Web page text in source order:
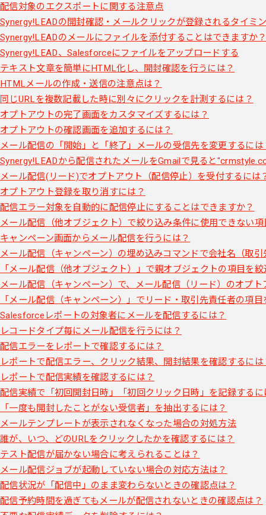
配信対象のエクスポートに関する注意点
Synergy!LEADの開封確認・メールクリックが登録されるタイミ
Synergy!LEADのメールにファイルを添付することはできますか
Synergy!LEAD、Salesforceにファイルをアップロードする
テキスト文章を簡単にHTML化し、開封確認を行うには？
HTMLメールの作成・送信の注意点は？
同じURLを複数記載した時に別々にクリックを計測するには？
オプトアウトの完了画面をカスタマイズするには？
オプトアウトの確認画面を追加するには？
メール配信の「開始」と「終了」メールの受信先を変更するには
Synergy!LEADから配信されたメールをGmailで見ると
メール配信(リード)でオプトアウト（配信停止）を受付するには
オプトアウト登録を取り消すには？
配信エラー対象を自動的に配信停止にすることはできますか？
メール配信（他オブジェクト）で絞り込み条件に使用できない項
キャンペーン画面からメール配信を行うには？
メール配信（キャンペーン）の埋め込みコマンドで会社名（取
「メール配信（他オブジェクト）」で親オブジェクトの項目を
メール配信（キャンペーン）で、メール配信（リード）のオプ
「メール配信（キャンペーン）」でリード・取引先責任者の項
Salesforceレポートの対象者にメールを配信するには？
レコードタイプ毎にメール配信を行うには？
配信エラーをレポートで確認するには？
レポートで配信エラー、クリック結果、開封結果を確認するには
レポートで配信実績を確認するには？
配信実績で「初回開封日時」「初回クリック日時」を記録するに
「一度も開封したことがない受信者」を抽出するには？
メールテンプレートが表示されなくなった場合の対処方法
誰が、いつ、どのURLをクリックしたかを確認するには？
テスト配信が届かない場合に考えられることは？
メール配信ジョブが起動していない場合の対応方法は？
配信状況が「配信中」のまま変わらないときの確認点は？
配信予約時間を過ぎてもメールが配信されないときの確認点は？